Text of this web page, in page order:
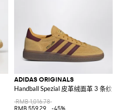
ADIDAS ORIGINALS
Handball Spezial 皮革绒面革 3 条纹
RMB 1,016.78
RMB 559.29
-45%